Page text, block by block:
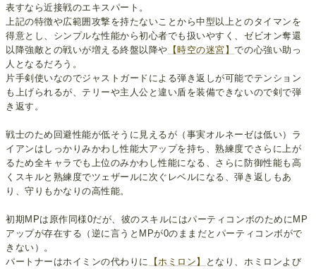
表すなら近接戦のエキスパート。
上記の特徴や広範囲攻撃を持たないことから中型以上とのタイマンを
得意とし、シンプルな性能から初心者でも扱いやすく、ゼビオン奪還
以降強敵との戦いが増える終盤以降や 【時空の迷宮】での心強い助っ
人となるだろう。
片手剣使いなのでジャストガードによる弾き返しが可能でテンション
も上げられるが、テリーや主人公と違い盾を装備できないので剣で弾
き返す。
戦士のため回避性能が低そうに見えるが（事実オルネーゼは低い）ラ
イアンはしっかりみかわし性能大アップを持ち、熟練度でさらに上が
るため全キャラでも上位のみかわし性能になる、さらに防御性能も高
くスキルと熟練度でツェザールに次ぐレベルになる、弾き返しもあ
り、守りもかなりの高性能。
初期MPは原作同様0だが、彼のスキルにはパーティコンボのためにMP
アップが存在する（逆に言うとMPが0のままだとパーティコンボがで
きない）。
パートナーはホイミンの代わりに
【ホミロン】
となり、ホミロンよび